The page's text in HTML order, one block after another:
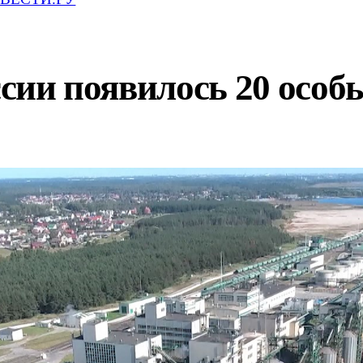
появилось 20